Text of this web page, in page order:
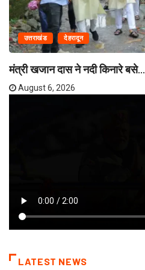
उत्तराखंड देहरादून
मंत्री खजान दास ने नदी किनारे बसे...
August 6, 2026
LATEST NEWS